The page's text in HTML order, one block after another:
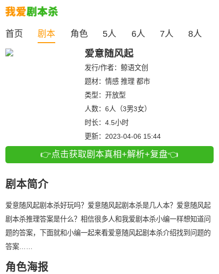
首页 剧本 角色 5人 6人 7人 8人
爱意随风起
发行/作者： 鲸语文创
题材：情感 推理 都市
类型： 开放型
人数： 6人（3男3女）
时长： 4.5小时
更新： 2023-04-06 15:44
👉点击获取剧本真相+解析+复盘👈
剧本简介
爱意随风起剧本杀好玩吗？爱意随风起剧本杀是几人本？爱意随风起
剧本杀推理答案是什么？相信很多人和我爱剧本杀小编一样想知道问
题的答案，下面就和小编一起来看爱意随风起剧本杀介绍找到问题的
答案……
角色海报